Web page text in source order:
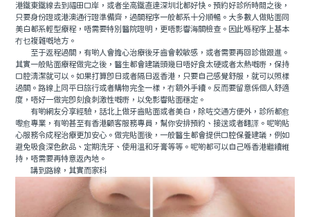
港鐵東鐵線去到福田口岸，或者坐高鐵直達深圳北都好快。預約好診所時間之後，
只要身份證或港澳通行證準備齊，過關程序一般都系十分順暢。大多數人做貼面同
美白都系輕型療程，唔需要特別醫院證明，更唔影響海關檢查。因此喺程序上基本
冇乜複雜嘅地方。
至于返程過關，有啲人會擔心治療後牙齒會較敏感，或者需要再回診做跟進。
其實一般貼面療程做完之後，醫生都會建議頭幾日唔好食太硬或者太熱嘅嘢，保持
口腔清潔就可以。如果打算即日或者隔日返香港，只要自己感覺舒服，就可以照樣
過關。路線上同平日旅行或者購物完全一樣，冇額外手續。反而要留意係個人舒適
度，唔好一做完即刻食刺激性嘅嘢，以免影響貼面穩定。
有啲網友分享經驗，話北上做牙齒貼面或者美白，除咗交通方便外，診所都愈
嚟愈專業，有啲甚至有香港顧客服務專員，幫你安排預約、接送或者翻譯。呢啲貼
心服務令成程治療更加安心。做完貼面後，一般醫生都會提供口腔保養建議，例如
避免吸食深色飲品、定期洗牙、使用溫和牙膏等等。呢啲都可以自己喺香港繼續維
持，唔需要再特意返內地。
講到路線，其實而家科